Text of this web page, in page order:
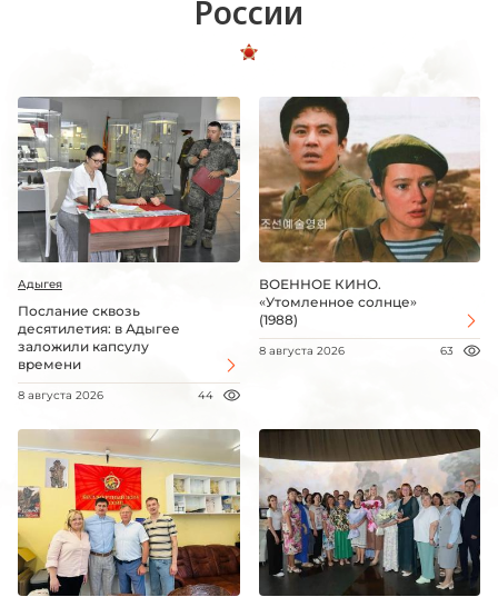
России
Адыгея
Послание сквозь
десятилетия: в Адыгее
заложили капсулу
времени
8 августа 2026 44
ВОЕННОЕ КИНО.
«Утомленное солнце»
(1988)
8 августа 2026 63